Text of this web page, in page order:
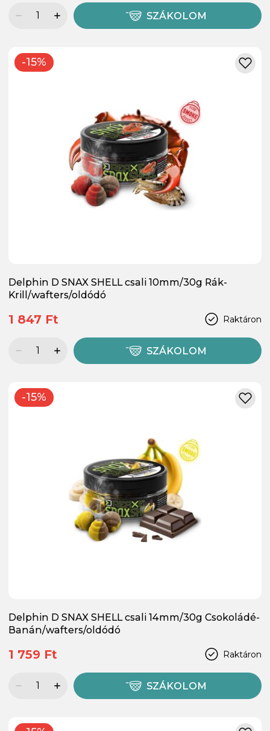
SZÁKOLOM
-15%
Delphin D SNAX SHELL csali 10mm/30g Rák-
Krill/wafters/oldódó
Raktáron
1 847 Ft
SZÁKOLOM
-15%
Delphin D SNAX SHELL csali 14mm/30g Csokoládé-
Banán/wafters/oldódó
Raktáron
1 759 Ft
SZÁKOLOM